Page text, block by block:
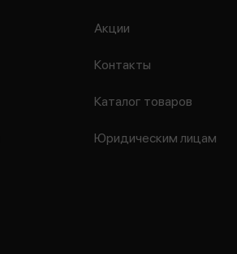
Акции
Контакты
Каталог товаров
Юридическим лицам